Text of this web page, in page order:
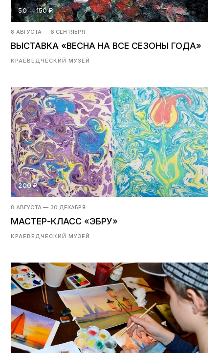
50 — 150 ₽
8 АВГУСТА — 6 СЕНТЯБРЯ
ВЫСТАВКА «ВЕСНА НА ВСЕ СЕЗОНЫ ГОДА»
КРАЕВЕДЧЕСКИЙ МУЗЕЙ
200 ₽
8 АВГУСТА — 30 ДЕКАБРЯ
МАСТЕР-КЛАСС «ЭБРУ»
КРАЕВЕДЧЕСКИЙ МУЗЕЙ